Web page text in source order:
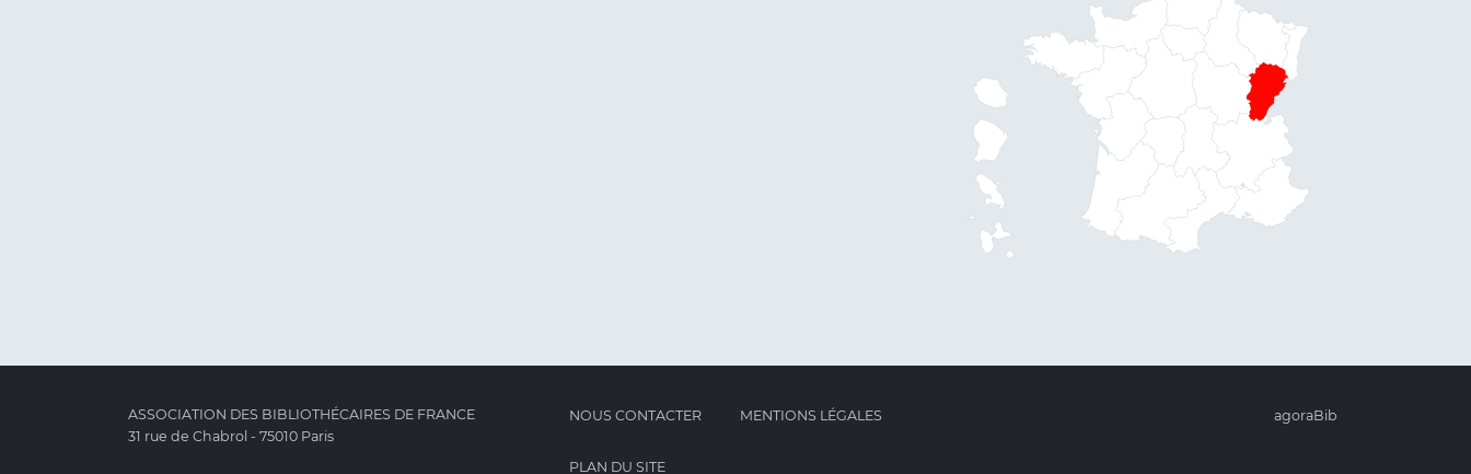
ASSOCIATION DES BIBLIOTHÉCAIRES DE FRANCE
31 rue de Chabrol - 75010 Paris
NOUS CONTACTER MENTIONS LÉGALES
PLAN DU SITE
agoraBib